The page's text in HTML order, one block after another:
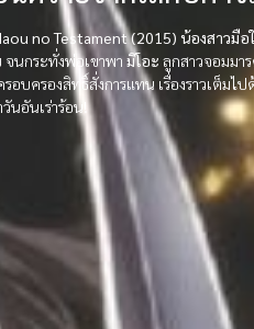
no Testament (2015) น้องสาวมื
จนกระทั่งพ่อเขาพา มิโอะ ลูกสาวจอมมา
อบครองสิทธิ์สั่งการแทน เรื่องราวเต็ม
นอันเร่าร้อน!